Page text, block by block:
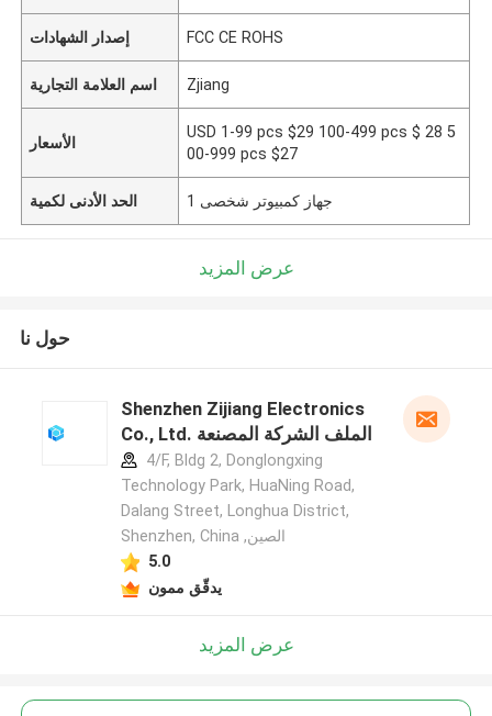
إصدار الشهادات FCC CE ROHS
اسم العلامة التجارية Zjiang
الأسعار
USD 1-99 pcs $29 100-499 pcs $ 28 5
00-999 pcs $27
الحد الأدنى لكمية 1 جهاز كمبيوتر شخصى
عرض المزيد
حول نا
Shenzhen Zijiang Electronics
Co., Ltd. الملف الشركة المصنعة
4/F, Bldg 2, Donglongxing
Technology Park, HuaNing Road,
Dalang Street, Longhua District,
Shenzhen, China ,الصين
5.0
يدقّق ممون
عرض المزيد